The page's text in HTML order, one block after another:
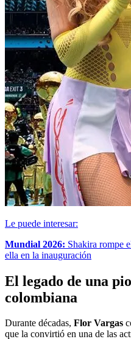
Le puede interesar:
Mundial 2026: Shakira rompe
ella en la inauguración
El legado de una
colombiana
Durante décadas, Flor Vargas
que la convirtió en una de las